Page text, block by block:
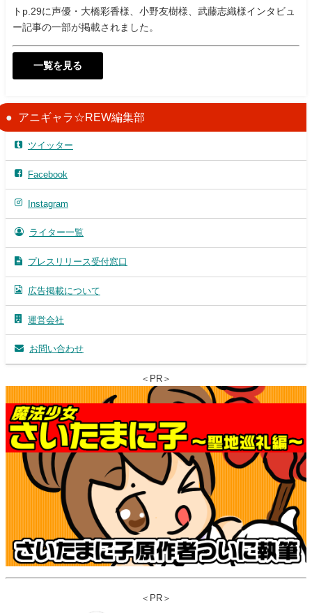
トp.29に声優・大橋彩香様、小野友樹様、武藤志織様インタビュ
ー記事の一部が掲載されました。
一覧を見る
アニギャラ☆REW編集部
ツイッター
Facebook
Instagram
ライター一覧
プレスリリース受付窓口
広告掲載について
運営会社
お問い合わせ
＜PR＞
＜PR＞